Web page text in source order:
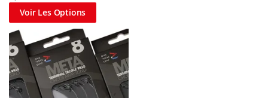
Voir Les Options